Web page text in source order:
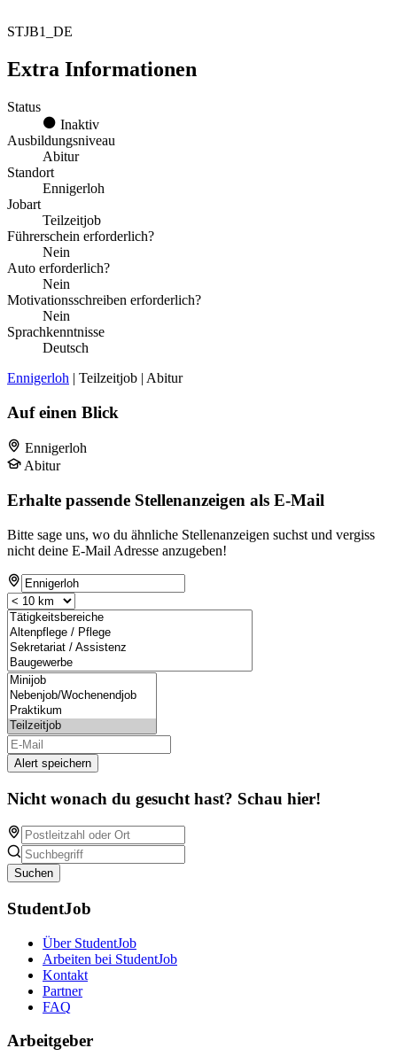
STJB1_DE
Extra Informationen
Status
Inaktiv
Ausbildungsniveau
Abitur
Standort
Ennigerloh
Jobart
Teilzeitjob
Führerschein erforderlich?
Nein
Auto erforderlich?
Nein
Motivationsschreiben erforderlich?
Nein
Sprachkenntnisse
Deutsch
Ennigerloh | Teilzeitjob | Abitur
Auf einen Blick
Ennigerloh
Abitur
Erhalte passende Stellenanzeigen als E-Mail
Bitte sage uns, wo du ähnliche Stellenanzeigen suchst und vergiss
nicht deine E-Mail Adresse anzugeben!
Alert speichern
Nicht wonach du gesucht hast? Schau hier!
Suchen
StudentJob
Über StudentJob
Arbeiten bei StudentJob
Kontakt
Partner
FAQ
Arbeitgeber